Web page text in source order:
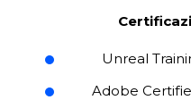
Unreal
Adobe